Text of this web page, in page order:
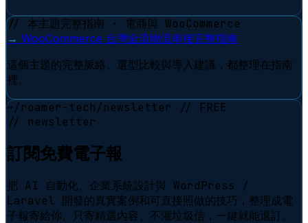
// 本主題完整指南 · 電商與 WooCommerce
→ WooCommerce 台灣金流物流串接完整指南
這個主題的完整脈絡、選型比較與導入建議，都整理在指南
裡。
~/roamer-tech/newsletter
// FREE
// newsletter
訂閱免費電子報
把 AI 自動化、企業系統設計與 WordPress /
Laravel 開發的真實案例和可直接照做的技巧，整理成電
子報寄給你。只寄精選內容、不灌垃圾信，一鍵就能退訂。